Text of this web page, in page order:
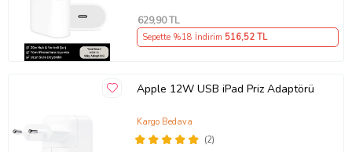
629,90 TL
Sepette %18 İndirim 516,52 TL
Apple 12W USB iPad Priz Adaptörü
(2)
Kargo Bedava